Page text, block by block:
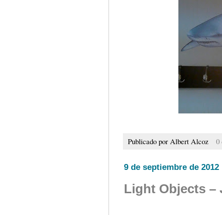
Publicado por Albert Alcoz 0
9 de septiembre de 2012
Light Objects –